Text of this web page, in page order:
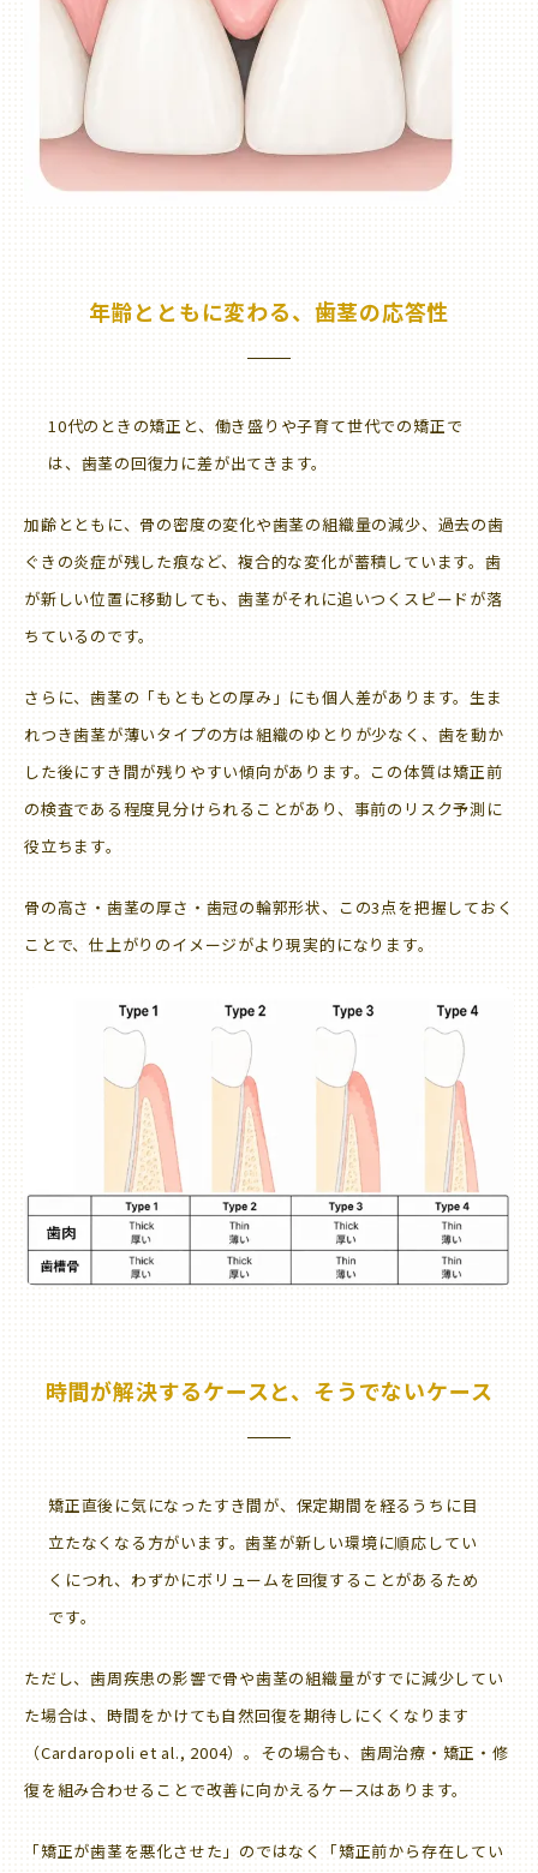
年齢とともに変わる、歯茎の応答性
10代のときの矯正と、働き盛りや子育て世代での矯正で
は、歯茎の回復力に差が出てきます。
加齢とともに、骨の密度の変化や歯茎の組織量の減少、過去の歯
ぐきの炎症が残した痕など、複合的な変化が蓄積しています。歯
が新しい位置に移動しても、歯茎がそれに追いつくスピードが落
ちているのです。
さらに、歯茎の「もともとの厚み」にも個人差があります。生ま
れつき歯茎が薄いタイプの方は組織のゆとりが少なく、歯を動か
した後にすき間が残りやすい傾向があります。この体質は矯正前
の検査である程度見分けられることがあり、事前のリスク予測に
役立ちます。
骨の高さ・歯茎の厚さ・歯冠の輪郭形状、この3点を把握しておく
ことで、仕上がりのイメージがより現実的になります。
時間が解決するケースと、そうでないケース
矯正直後に気になったすき間が、保定期間を経るうちに目
立たなくなる方がいます。歯茎が新しい環境に順応してい
くにつれ、わずかにボリュームを回復することがあるため
です。
ただし、歯周疾患の影響で骨や歯茎の組織量がすでに減少してい
た場合は、時間をかけても自然回復を期待しにくくなります
（Cardaropoli et al., 2004）。その場合も、歯周治療・矯正・修
復を組み合わせることで改善に向かえるケースはあります。
「矯正が歯茎を悪化させた」のではなく
「矯正前から存在してい